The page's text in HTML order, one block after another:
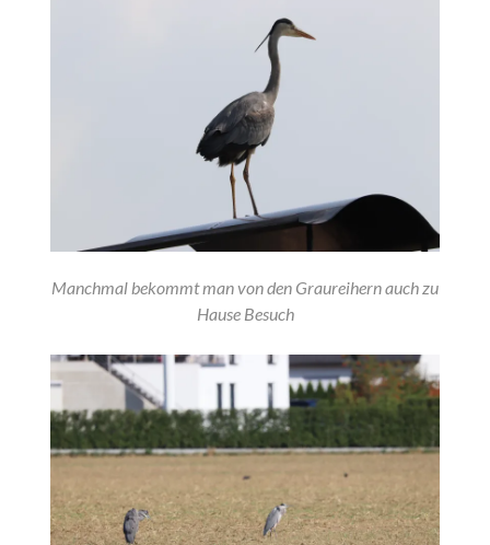
Manchmal bekommt man von den Graureihern auch zu
Hause Besuch